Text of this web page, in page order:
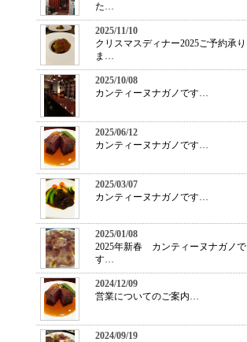
た…
2025/11/10
クリスマスディナー2025ご予約承り
ま…
2025/10/08
カンティーヌナガノです…
2025/06/12
カンティーヌナガノです…
2025/03/07
カンティーヌナガノです…
2025/01/08
2025年新春 カンティーヌナガノで
す…
2024/12/09
営業についてのご案内…
2024/09/19